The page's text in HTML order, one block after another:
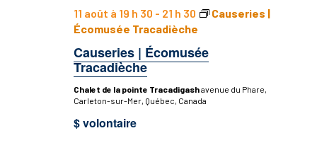
Causeries | Écomusée
Tracadièche
11 août à 19 h 30 - 21 h 30
Causeries |
Écomusée Tracadièche
Chalet de la pointe Tracadigashavenue du Phare,
Carleton-sur-Mer, Québec, Canada
$ volontaire